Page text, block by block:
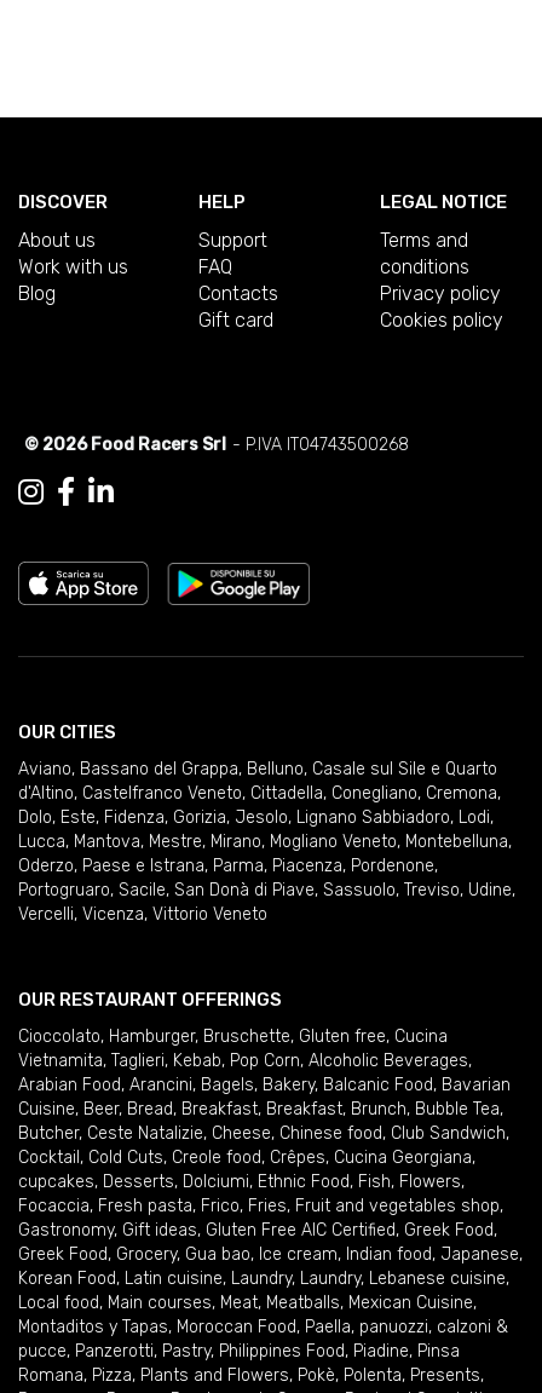
DISCOVER
About us
Work with us
Blog
HELP
Support
FAQ
Contacts
Gift card
LEGAL NOTICE
Terms and
conditions
Privacy policy
Cookies policy
© 2026 Food Racers Srl - P.IVA IT04743500268
OUR CITIES
Aviano, Bassano del Grappa, Belluno, Casale sul Sile e Quarto
d'Altino, Castelfranco Veneto, Cittadella, Conegliano, Cremona,
Dolo, Este, Fidenza, Gorizia, Jesolo, Lignano Sabbiadoro, Lodi,
Lucca, Mantova, Mestre, Mirano, Mogliano Veneto, Montebelluna,
Oderzo, Paese e Istrana, Parma, Piacenza, Pordenone,
Portogruaro, Sacile, San Donà di Piave, Sassuolo, Treviso, Udine,
Vercelli, Vicenza, Vittorio Veneto
OUR RESTAURANT OFFERINGS
Cioccolato, Hamburger, Bruschette, Gluten free, Cucina
Vietnamita, Taglieri, Kebab, Pop Corn, Alcoholic Beverages,
Arabian Food, Arancini, Bagels, Bakery, Balcanic Food, Bavarian
Cuisine, Beer, Bread, Breakfast, Breakfast, Brunch, Bubble Tea,
Butcher, Ceste Natalizie, Cheese, Chinese food, Club Sandwich,
Cocktail , Cold Cuts, Creole food, Crêpes, Cucina Georgiana,
cupcakes, Desserts, Dolciumi, Ethnic Food, Fish, Flowers,
Focaccia, Fresh pasta, Frico, Fries, Fruit and vegetables shop,
Gastronomy, Gift ideas, Gluten Free AIC Certified, Greek Food,
Greek Food, Grocery, Gua bao, Ice cream, Indian food, Japanese,
Korean Food, Latin cuisine, Laundry, Laundry, Lebanese cuisine,
Local food, Main courses, Meat, Meatballs, Mexican Cuisine,
Montaditos y Tapas, Moroccan Food, Paella, panuozzi, calzoni &
pucce, Panzerotti, Pastry, Philippines Food, Piadine, Pinsa
Romana, Pizza, Plants and Flowers, Pokè, Polenta, Presents,